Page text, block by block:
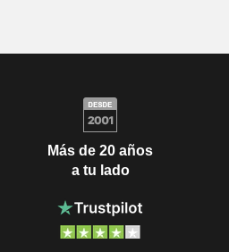
Más de 20 años
a tu lado